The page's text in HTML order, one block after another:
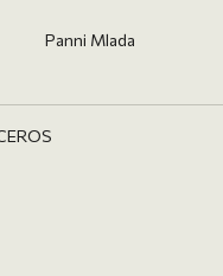
Panni Mlada